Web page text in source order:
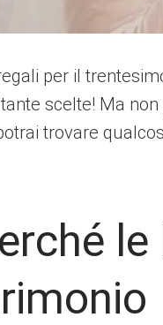
per il
scelte! Ma
trovare